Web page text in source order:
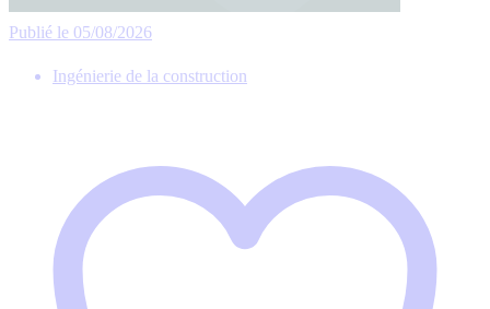
Publié le 05/08/2026
Ingénierie de la construction